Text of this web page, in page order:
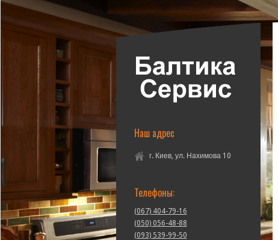
Наш адрес
г. Киев, ул. Нахимова 10
Телефоны:
(067) 404-79-16
(050) 056-48-88
(093) 539-99-50